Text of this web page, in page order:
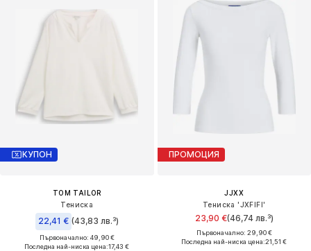
КУПОН
TOM TAILOR
Тениска
22,41 € (43,83 лв.³)
Първоначално: 49,90 €
Последна най-ниска цена:17,43 €
ПРОМОЦИЯ
JJXX
Тениска 'JXFIFI'
23,90 €(46,74 лв.³)
Първоначално: 29,90 €
Последна най-ниска цена:21,51 €